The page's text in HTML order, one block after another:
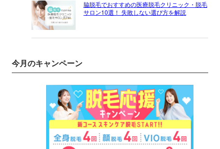
脇脱毛でおすすめの医療脱毛クリニック・脱毛
サロン10選！ 失敗しない選び方を解説
今月のキャンペーン